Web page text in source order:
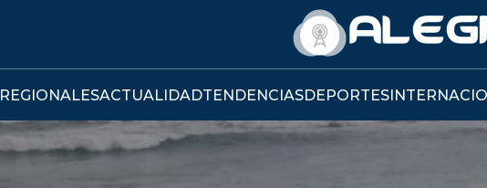
REGIONALESACTUALIDADTENDENCIASDEPORTES